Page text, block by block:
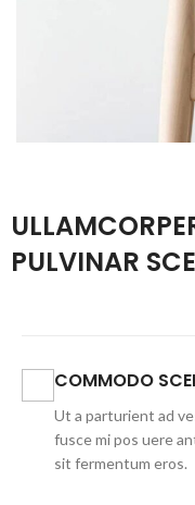
PULVINAR
COMMODO
Ut a parturient ad
fusce mi pos uere
sit fermentum eros.